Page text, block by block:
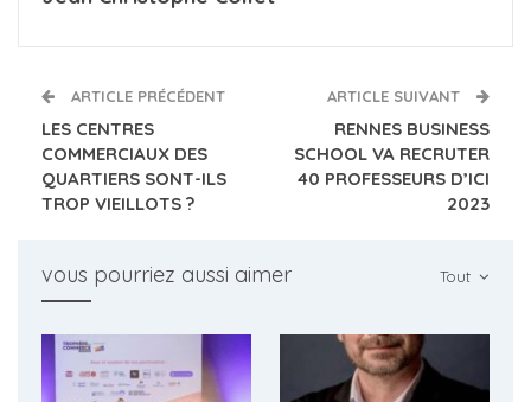
ARTICLE PRÉCÉDENT
LES CENTRES
COMMERCIAUX DES
QUARTIERS SONT-ILS
TROP VIEILLOTS ?
ARTICLE SUIVANT
RENNES BUSINESS
SCHOOL VA RECRUTER
40 PROFESSEURS D’ICI
2023
Tout
vous pourriez aussi aimer